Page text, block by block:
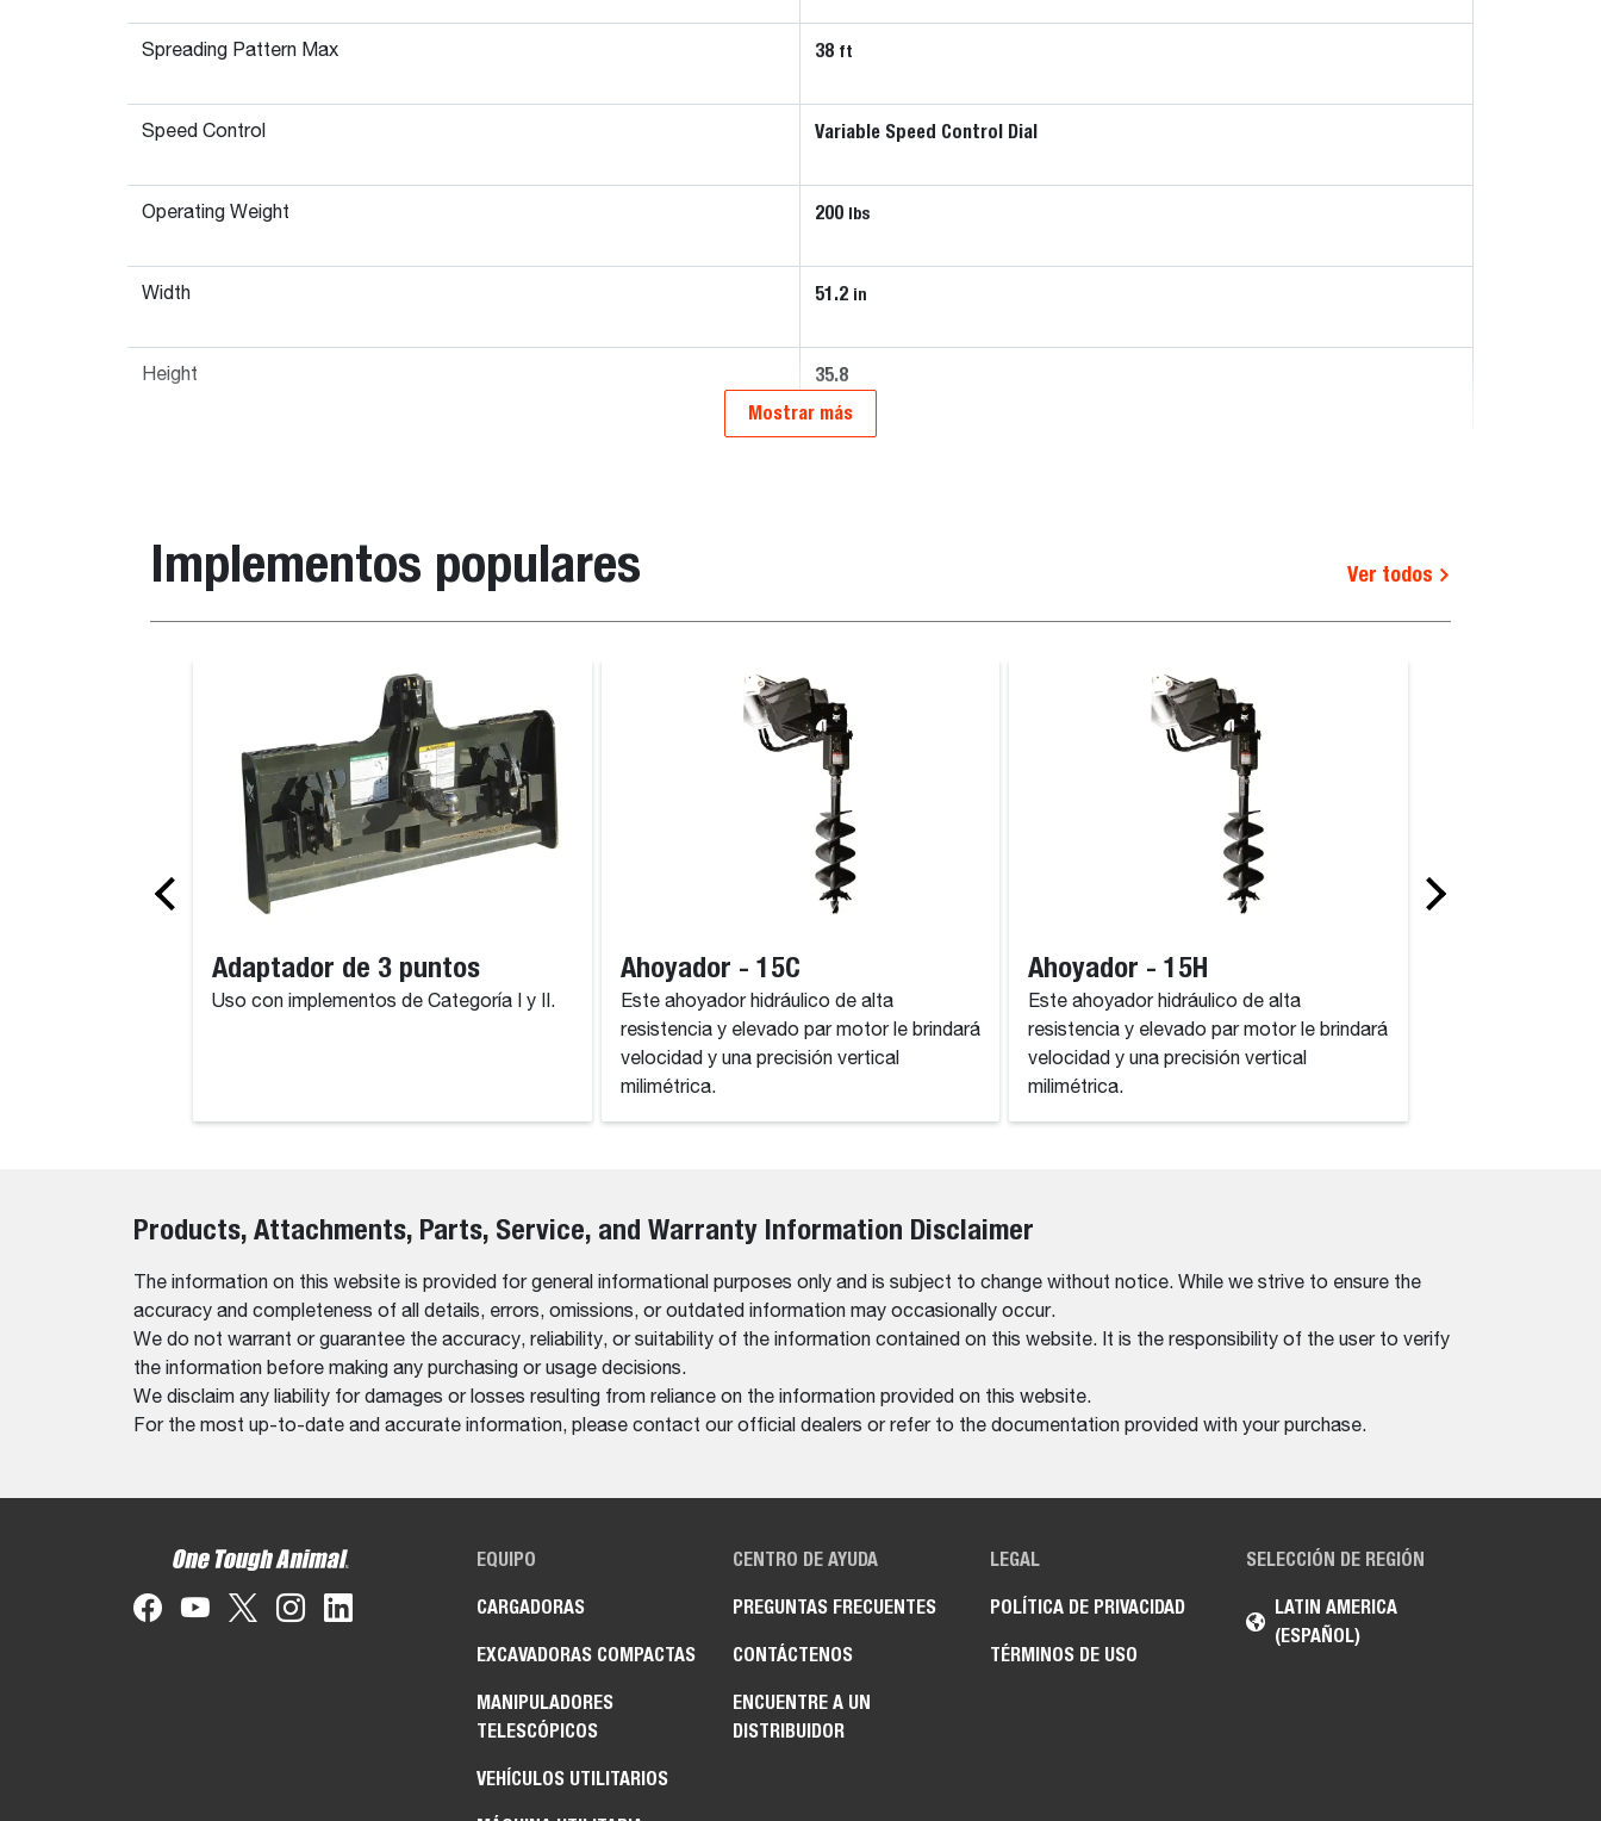
Spreading Pattern Max 38 ft
Speed Control Variable Speed Control Dial
Operating Weight 200 lbs
Width 51.2 in
Height
35.8
Mostrar más
Implementos populares Ver todos
Adaptador de 3 puntos
Uso con implementos de Categoría I y II.
Ahoyador - 15C
Este ahoyador hidráulico de alta
resistencia y elevado par motor le brindará
velocidad y una precisión vertical
milimétrica.
Ahoyador - 15H
Este ahoyador hidráulico de alta
resistencia y elevado par motor le brindará
velocidad y una precisión vertical
milimétrica.
Products, Attachments, Parts, Service, and Warranty Information Disclaimer
The information on this website is provided for general informational purposes only and is subject to change without notice. While we strive to ensure the
accuracy and completeness of all details, errors, omissions, or outdated information may occasionally occur.
We do not warrant or guarantee the accuracy, reliability, or suitability of the information contained on this website. It is the responsibility of the user to verify
the information before making any purchasing or usage decisions.
We disclaim any liability for damages or losses resulting from reliance on the information provided on this website.
For the most up-to-date and accurate information, please contact our official dealers or refer to the documentation provided with your purchase.
SELECCIÓN DE REGIÓN
LATIN AMERICA
(ESPAÑOL)
EQUIPO
CARGADORAS
EXCAVADORAS COMPACTAS
MANIPULADORES
TELESCÓPICOS
VEHÍCULOS UTILITARIOS
CENTRO DE AYUDA
PREGUNTAS FRECUENTES
CONTÁCTENOS
ENCUENTRE A UN
DISTRIBUIDOR
LEGAL
POLÍTICA DE PRIVACIDAD
TÉRMINOS DE USO